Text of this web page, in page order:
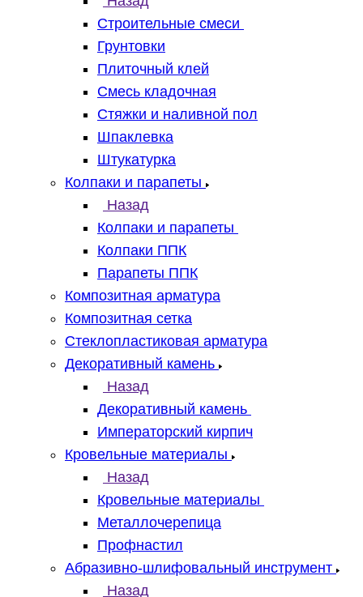
Строительные смеси
Грунтовки
Плиточный клей
Смесь кладочная
Стяжки и наливной пол
Шпаклевка
Штукатурка
Колпаки и парапеты
Назад
Колпаки и парапеты
Колпаки ППК
Парапеты ППК
Композитная арматура
Композитная сетка
Стеклопластиковая арматура
Декоративный камень
Назад
Декоративный камень
Императорский кирпич
Кровельные материалы
Назад
Кровельные материалы
Металлочерепица
Профнастил
Абразивно-шлифовальный инструмент
Назад